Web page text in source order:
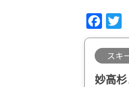
Fac
ebo
ok
スキ
妙高